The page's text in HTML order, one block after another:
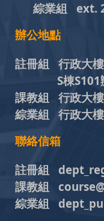
綜業組
ext.
辦公地點
註冊組 行政大
S棟S101辦
課教組 行政大
綜業組 行政大
聯絡信箱
註冊組
課教組
綜業組